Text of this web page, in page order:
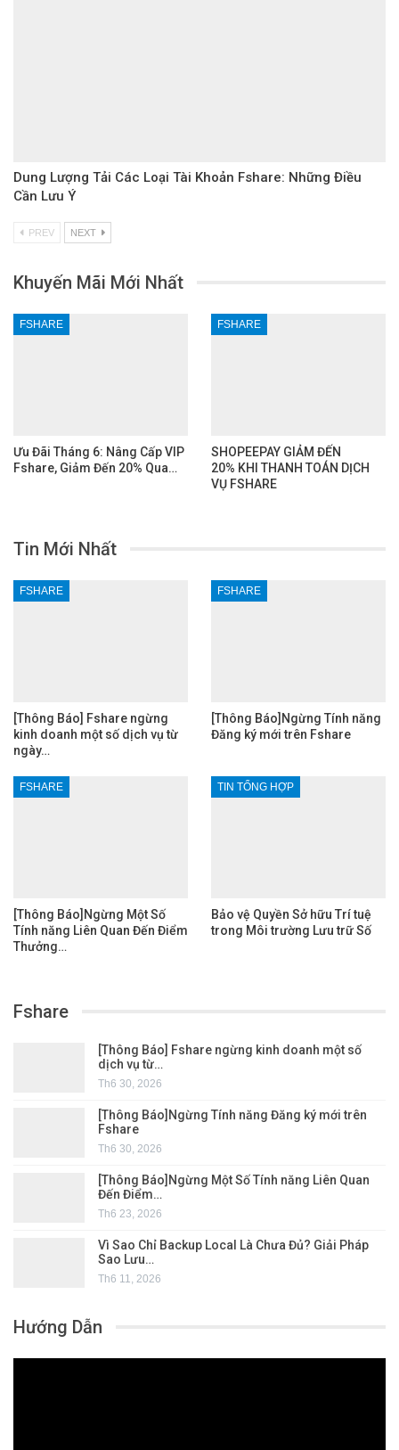
Dung Lượng Tải Các Loại Tài Khoản Fshare: Những Điều
Cần Lưu Ý
PREV NEXT
Khuyến Mãi Mới Nhất
FSHARE
Ưu Đãi Tháng 6: Nâng Cấp VIP
Fshare, Giảm Đến 20% Qua…
FSHARE
SHOPEEPAY GIẢM ĐẾN
20% KHI THANH TOÁN DỊCH
VỤ FSHARE
Tin Mới Nhất
FSHARE
[Thông Báo] Fshare ngừng
kinh doanh một số dịch vụ từ
ngày…
FSHARE
[Thông Báo]Ngừng Tính năng
Đăng ký mới trên Fshare
FSHARE
[Thông Báo]Ngừng Một Số
Tính năng Liên Quan Đến Điểm
Thưởng…
TIN TỔNG HỢP
Bảo vệ Quyền Sở hữu Trí tuệ
trong Môi trường Lưu trữ Số
Fshare
[Thông Báo] Fshare ngừng kinh doanh một số
dịch vụ từ…
Th6 30, 2026
[Thông Báo]Ngừng Tính năng Đăng ký mới trên
Fshare
Th6 30, 2026
[Thông Báo]Ngừng Một Số Tính năng Liên Quan
Đến Điểm…
Th6 23, 2026
Vì Sao Chỉ Backup Local Là Chưa Đủ? Giải Pháp
Sao Lưu…
Th6 11, 2026
Hướng Dẫn